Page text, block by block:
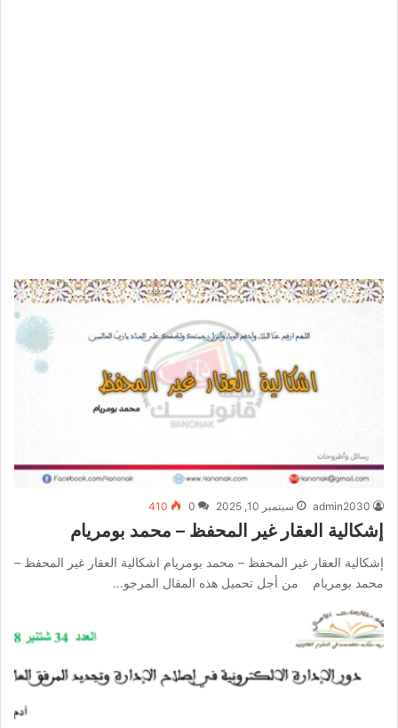
admin2030 سبتمبر 10, 2025 0
410
إشكالية العقار غير المحفظ – محمد بومريام
إشكالية العقار غير المحفظ – محمد بومريام اشكالية العقار غير المحفظ –
محمد بومريام من أجل تحميل هذه المقال المرجو…